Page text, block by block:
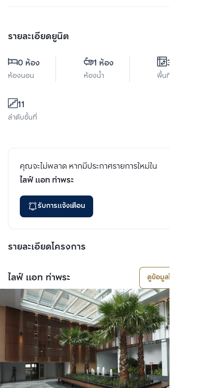
รายละเอียดยูนิต
0 ห้อง
ห้องนอน
1 ห้อง
ห้องน้ำ
34 ตร.ม.
พื้นที่ใช้สอย
11
ลำดับชั้นที่
คุณจะไม่พลาด หากมีประกาศรายการใหม่ใน
ไลฟ์ แอท ท่าพระ
รับการแจ้งเตือน
รายละเอียดโครงการ
ไลฟ์ แอท ท่าพระ ดูข้อมูลโครงการ